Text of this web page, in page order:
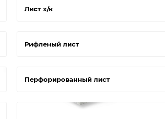
Лист х/к
Рифленый лист
Перфорированный лист